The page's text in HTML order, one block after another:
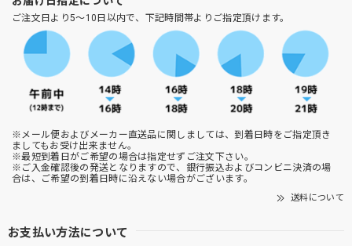
ご注文日より5～10日以内で、下記時間帯よりご指定頂けます。
※メール便およびメーカー直送品に関しましては、到着日時をご指定頂き
ましてもお受け出来ません。
※最短到着日がご希望の場合は指定せずご注文下さい。
※ご入金確認後の発送となりますので、銀行振込およびコンビニ決済の場
合は、ご希望の到着日時に沿えない場合がございます。
送料について
お支払い方法について